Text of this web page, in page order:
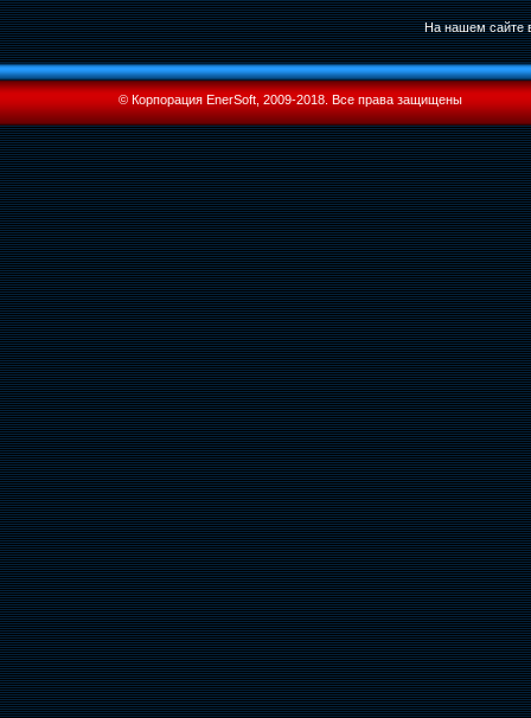
На нашем сайте
© Корпорация EnerSoft, 2009-2018. Все права защищены